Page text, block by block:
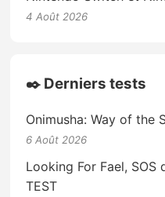
4 Août 2026
✒️ Derniers tests
Onimusha: Way of the
6 Août 2026
Looking For Fael, SOS
TEST